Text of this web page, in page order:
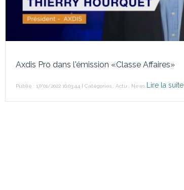
Axdis Pro dans l'émission «Classe Affaires»
Publié : 17/01/2022 16:03:44 | Catégories : Actu News Lire la suite